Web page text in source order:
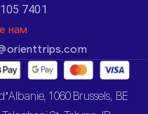
7401
нам
1060 Brussels, BE